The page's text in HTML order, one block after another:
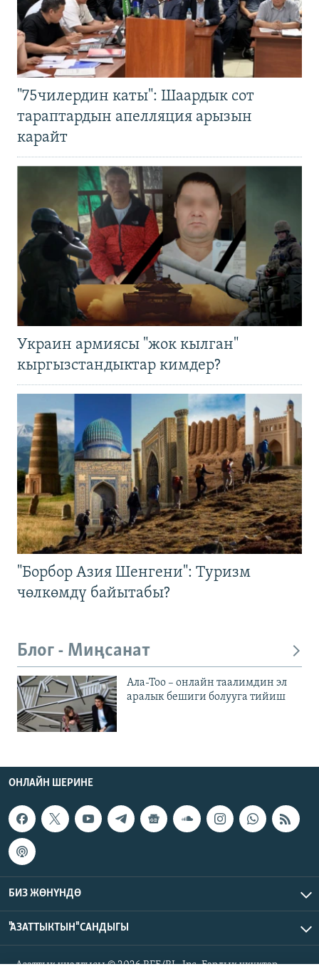
"75чилердин каты": Шаардык сот
тараптардын апелляция арызын
карайт
Украин армиясы "жок кылган"
кыргызстандыктар кимдер?
"Борбор Азия Шенгени": Туризм
чөлкөмдү байытабы?
Блог - Миңсанат
Ала-Тоо – онлайн таалимдин эл
аралык бешиги болууга тийиш
ОНЛАЙН ШЕРИНЕ
БИЗ ЖӨНҮНДӨ
"АЗАТТЫКТЫН" САНДЫГЫ
Азаттык үналгысы © 2026 RFE/RL, Inc. Бардык укуктар